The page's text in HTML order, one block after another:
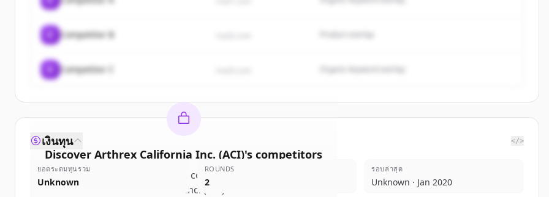
Competitor B
Competitor C Organic keyword overlap
Discover Arthrex California Inc. (ACI)'s competitors
Sign up for free to view all competitors
California Inc. (ACI)
เงินทุน </>
ยอดระดมทุนรวม
Unknown
ROUNDS
2
รอบล่าสุด
Unknown · Jan 2020